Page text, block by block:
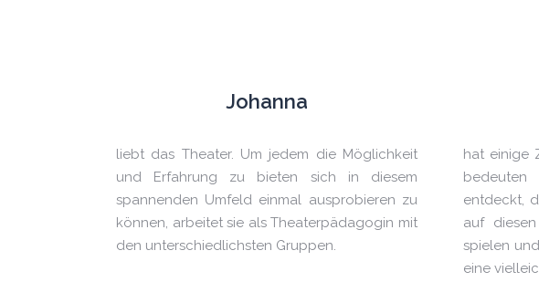
Johanna
liebt das Theater. Um jedem die Möglichkeit
und Erfahrung zu bieten sich in diesem
spannenden Umfeld einmal ausprobieren zu
können, arbeitet sie als Theaterpädagogin mit
den unterschiedlichsten Gruppen.
hat einige
entdeckt,
auf
spielen
eine